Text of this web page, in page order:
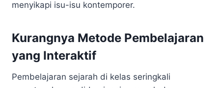
menyikapi isu-isu kontemporer.
Kurangnya Metode Pembelajaran
yang Interaktif
Pembelajaran sejarah di kelas seringkali